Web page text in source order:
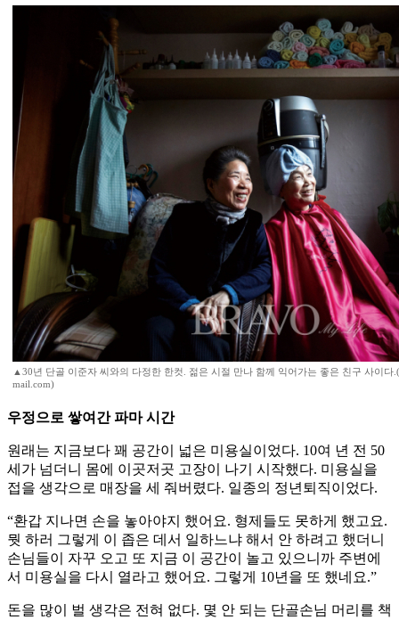
▲30년 단골 이준자 씨와의 다정한 한컷. 젊은 시절 만나 함께 익어가는 좋은 친구 사이다
mail.com)
우정으로 쌓여간 파마 시간
원래는 지금보다 꽤 공간이 넓은 미용실이었다. 10여 년 전 50
세가 넘더니 몸에 이곳저곳 고장이 나기 시작했다. 미용실을
접을 생각으로 매장을 세 줘버렸다. 일종의 정년퇴직이었다.
“환갑 지나면 손을 놓아야지 했어요. 형제들도 못하게 했고요.
뭣 하러 그렇게 이 좁은 데서 일하느냐 해서 안 하려고 했더니
손님들이 자꾸 오고 또 지금 이 공간이 놀고 있으니까 주변에
서 미용실을 다시 열라고 했어요. 그렇게 10년을 또 했네요.”
돈을 많이 벌 생각은 전혀 없다. 몇 안 되는 단골손님 머리를 책